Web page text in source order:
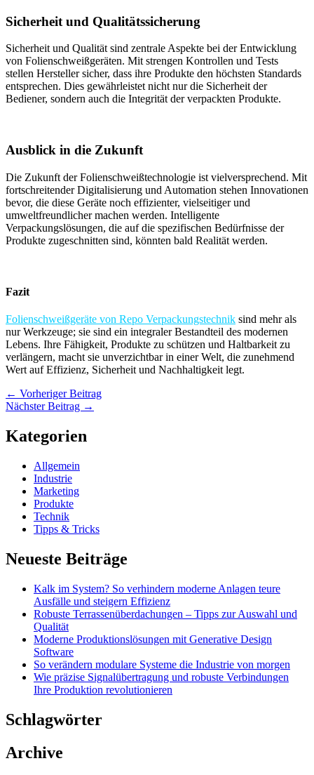
Sicherheit und Qualitätssicherung
Sicherheit und Qualität sind zentrale Aspekte bei der Entwicklung
von Folienschweißgeräten. Mit strengen Kontrollen und Tests
stellen Hersteller sicher, dass ihre Produkte den höchsten Standards
entsprechen. Dies gewährleistet nicht nur die Sicherheit der
Bediener, sondern auch die Integrität der verpackten Produkte.
Ausblick in die Zukunft
Die Zukunft der Folienschweißtechnologie ist vielversprechend. Mit
fortschreitender Digitalisierung und Automation stehen Innovationen
bevor, die diese Geräte noch effizienter, vielseitiger und
umweltfreundlicher machen werden. Intelligente
Verpackungslösungen, die auf die spezifischen Bedürfnisse der
Produkte zugeschnitten sind, könnten bald Realität werden.
Fazit
Folienschweißgeräte von Repo Verpackungstechnik sind mehr als
nur Werkzeuge; sie sind ein integraler Bestandteil des modernen
Lebens. Ihre Fähigkeit, Produkte zu schützen und Haltbarkeit zu
verlängern, macht sie unverzichtbar in einer Welt, die zunehmend
Wert auf Effizienz, Sicherheit und Nachhaltigkeit legt.
← Vorheriger Beitrag
Nächster Beitrag →
Kategorien
Allgemein
Industrie
Marketing
Produkte
Technik
Tipps & Tricks
Neueste Beiträge
Kalk im System? So verhindern moderne Anlagen teure
Ausfälle und steigern Effizienz
Robuste Terrassenüberdachungen – Tipps zur Auswahl und
Qualität
Moderne Produktionslösungen mit Generative Design
Software
So verändern modulare Systeme die Industrie von morgen
Wie präzise Signalübertragung und robuste Verbindungen
Ihre Produktion revolutionieren
Schlagwörter
Archive